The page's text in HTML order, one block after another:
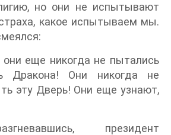
но они не испытывают
какое испытываем мы.
еще никогда не пытались
Дракона! Они никогда не
эту Дверь! Они еще узнают,
президент